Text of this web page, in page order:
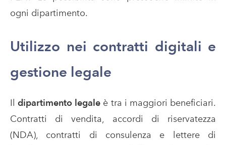
ogni dipartimento.
Utilizzo nei contratti digitali e
gestione legale
Ildipartimento legale è tra i maggiori beneficiari.
Contratti di vendita, accordi di riservatezza
(NDA), contratti di consulenza e lettere di